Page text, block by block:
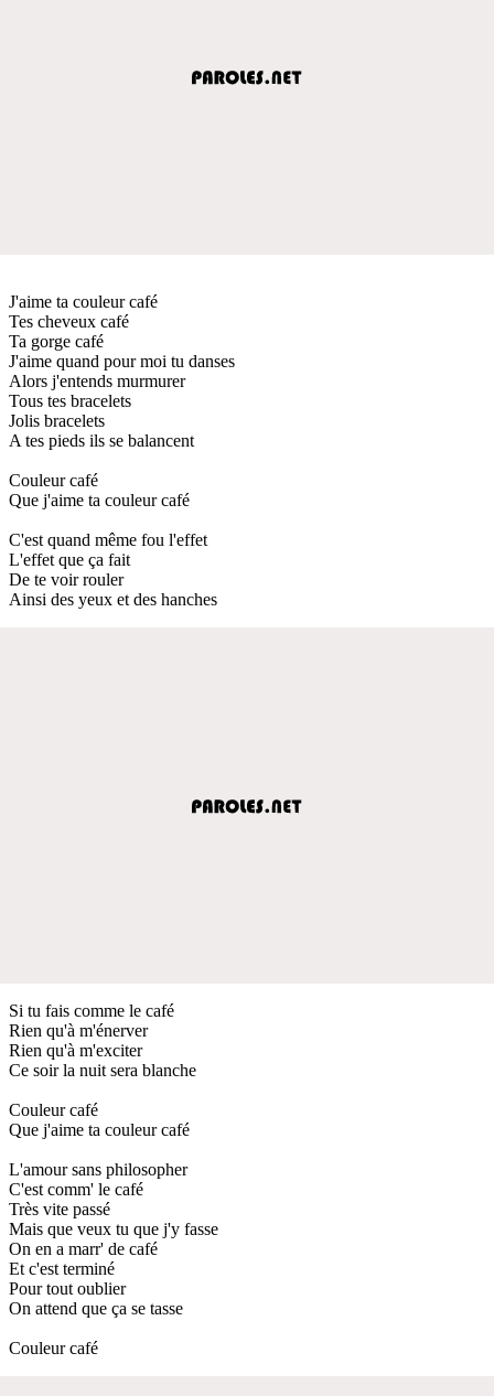
J'aime ta couleur café
Tes cheveux café
Ta gorge café
J'aime quand pour moi tu danses
Alors j'entends murmurer
Tous tes bracelets
Jolis bracelets
A tes pieds ils se balancent
Couleur café
Que j'aime ta couleur café
C'est quand même fou l'effet
L'effet que ça fait
De te voir rouler
Ainsi des yeux et des hanches
Si tu fais comme le café
Rien qu'à m'énerver
Rien qu'à m'exciter
Ce soir la nuit sera blanche
Couleur café
Que j'aime ta couleur café
L'amour sans philosopher
C'est comm' le café
Très vite passé
Mais que veux tu que j'y fasse
On en a marr' de café
Et c'est terminé
Pour tout oublier
On attend que ça se tasse
Couleur café